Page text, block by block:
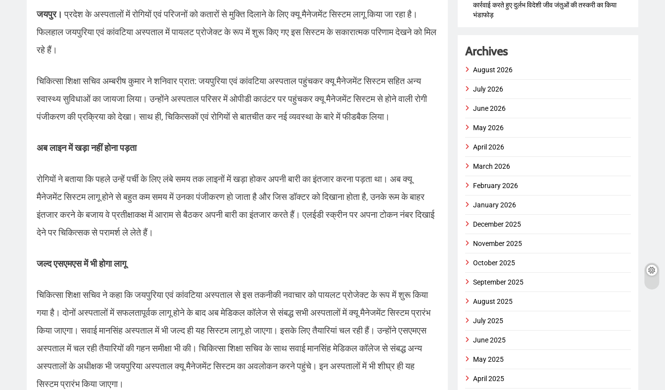
जयपुर।प्रदेश के अस्पतालों में रोगियों एवं परिजनों को कतारों से मुक्ति दिलाने के लिए क्यू मैनेजमेंट सिस्टम लागू किया जा रहा है।
फिलहाल जयपुरिया एवं कांवटिया अस्पताल में पायलट प्रोजेक्ट के रूप में शुरू किए गए इस सिस्टम के सकारात्मक परिणाम देखने को मिल
रहे हैं।
चिकित्सा शिक्षा सचिव अम्बरीष कुमार ने शनिवार प्रात: जयपुरिया एवं कांवटिया अस्पताल पहुंचकर क्यू मैनेजमेंट सिस्टम सहित अन्य
स्वास्थ्य सुविधाओं का जायजा लिया। उन्होंने अस्पताल परिसर में ओपीडी काउंटर पर पहुंचकर क्यू मैनेजमेंट सिस्टम से होने वाली रोगी
पंजीकरण की प्रक्रिया को देखा। साथ ही, चिकित्सकों एवं रोगियों से बातचीत कर नई व्यवस्था के बारे में फीडबैक लिया।
अब लाइन में खड़ा नहीं होना पड़ता
रोगियों ने बताया कि पहले उन्हें पर्ची के लिए लंबे समय तक लाइनों में खड़ा होकर अपनी बारी का इंतजार करना पड़ता था। अब क्यू
मैनेजमेंट सिस्टम लागू होने से बहुत कम समय में उनका पंजीकरण हो जाता है और जिस डॉक्टर को दिखाना होता है, उनके रूम के बाहर
इंतजार करने के बजाय वे प्रतीक्षाकक्ष में आराम से बैठकर अपनी बारी का इंतजार करते हैं। एलईडी स्क्रीन पर अपना टोकन नंबर दिखाई
देने पर चिकित्सक से परामर्श ले लेते हैं।
जल्द एसएमएस में भी होगा लागू
चिकित्सा शिक्षा सचिव ने कहा कि ​जयपुरिया एवं कां​वटिया अस्पताल से इस तकनीकी नवाचार को पायलट प्रोजेक्ट के रूप में शुरू किया
गया है। दोनों अस्पतालों में सफलतापूर्वक लागू होने के बाद अब मेडिकल कॉलेज से संबद्ध सभी अस्पतालों में क्यू मैनेजमेंट सिस्टम प्रारंभ
किया जाएगा। सवाई मानसिंह अस्पताल में भी जल्द ही यह सिस्टम लागू हो जाएगा। इसके लिए तैयारियां चल रही हैं। उन्होंने एसएमएस
अस्पताल में चल रही तैयारियों की गहन समीक्षा भी की। चिकित्सा शिक्षा सचिव के साथ सवाई मानसिंह मेडिकल कॉलेज से संबद्ध अन्य
अस्पतालों के अधीक्षक भी जयपुरिया अस्पताल क्यू मैनेजमेंट सिस्टम का अवलोकन करने पहुंचे। इन अस्पतालों में भी शीघ्र ही यह
सिस्टम प्रारंभ किया जाएगा।
कार्रवाई करते हुए दुर्लभ विदेशी जीव जंतुओं की तस्करी का किया
भंडाफोड़
Archives
August 2026
July 2026
June 2026
May 2026
April 2026
March 2026
February 2026
January 2026
December 2025
November 2025
October 2025
September 2025
August 2025
July 2025
June 2025
May 2025
April 2025